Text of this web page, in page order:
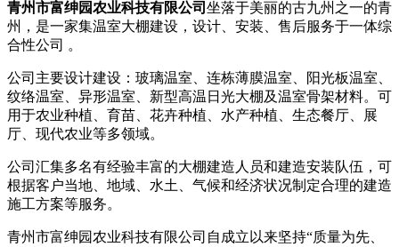
青州市富绅园农业科技有限公司 坐落于美丽的古九州之一的青
州，是一家集温室大棚建设，设计、安装、售后服务于一体综
合性公司 。
公司主要设计建设：玻璃温室、连栋薄膜温室、阳光板温室、
纹络温室、异形温室、新型高温日光大棚及温室骨架材料。可
用于农业种植、育苗、花卉种植、水产种植、生态餐厅、展
厅、现代农业等多领域。
公司汇集多名有经验丰富的大棚建造人员和建造安装队伍，可
根据客户当地、地域、水土、气候和经济状况制定合理的建造
施工方案等服务。
青州市富绅园农业科技有限公司自成立以来坚持“质量为先、